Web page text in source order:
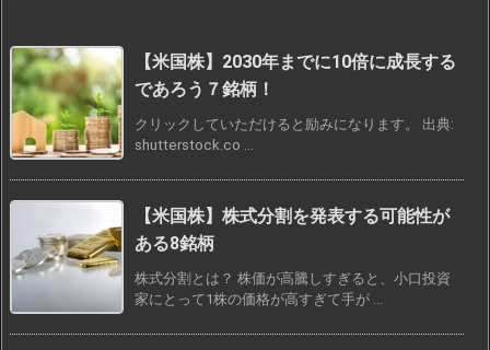
【米国株】2030年までに10倍に成長する
であろう７銘柄！
クリックしていただけると励みになります。 出典:
shutterstock.co ...
【米国株】株式分割を発表する可能性が
ある8銘柄
株式分割とは？ 株価が高騰しすぎると、小口投資
家にとって1株の価格が高すぎて手が ...